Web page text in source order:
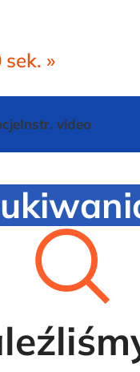
»
Instr. video